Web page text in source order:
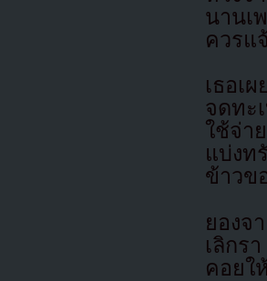
นานเ
ควรแ
เธอเ
จดทะ
ใช้จ่า
แบ่งท
ข้าวข
ยองจ
เลิกร
คอยใ